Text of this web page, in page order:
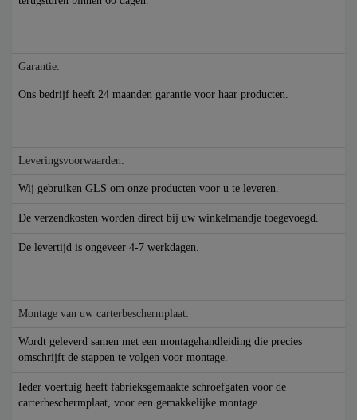
Garantie:
Ons bedrijf heeft 24 maanden garantie voor haar producten.
Leveringsvoorwaarden:
Wij gebruiken GLS om onze producten voor u te leveren.
De verzendkosten worden direct bij uw winkelmandje toegevoegd.
De levertijd is ongeveer 4-7 werkdagen.
Montage van uw carterbeschermplaat:
Wordt geleverd samen met een montagehandleiding die precies
omschrijft de stappen te volgen voor montage.
Ieder voertuig heeft fabrieksgemaakte schroefgaten voor de
carterbeschermplaat, voor een gemakkelijke montage.